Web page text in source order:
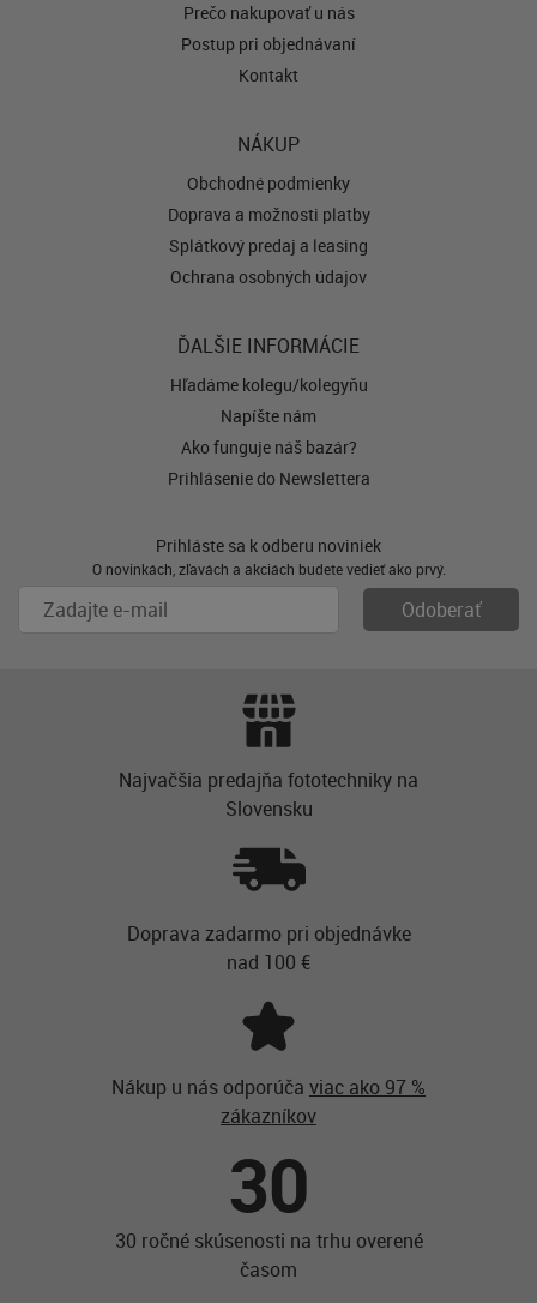
Prečo nakupovať u nás
Postup pri objednávaní
Kontakt
NÁKUP
Obchodné podmienky
Doprava a možnosti platby
Splátkový predaj a leasing
Ochrana osobných údajov
ĎALŠIE INFORMÁCIE
Hľadáme kolegu/kolegyňu
Napíšte nám
Ako funguje náš bazár?
Prihlásenie do Newslettera
Prihláste sa k odberu noviniek
O novinkách, zľavách a akciách budete vedieť ako prvý.
Najvačšia predajňa fototechniky na
Slovensku
Doprava zadarmo pri objednávke
nad 100 €
Nákup u nás odporúča viac ako 97 %
zákazníkov
30
30 ročné skúsenosti na trhu overené
časom